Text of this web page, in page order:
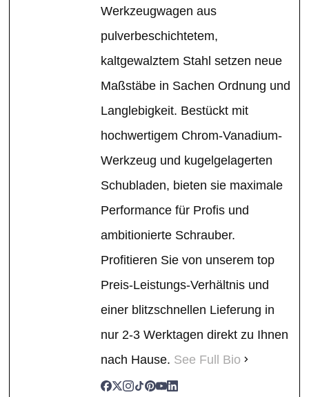
Werkzeugwagen aus
pulverbeschichtetem,
kaltgewalztem Stahl setzen neue
Maßstäbe in Sachen Ordnung und
Langlebigkeit. Bestückt mit
hochwertigem Chrom-Vanadium-
Werkzeug und kugelgelagerten
Schubladen, bieten sie maximale
Performance für Profis und
ambitionierte Schrauber.
Profitieren Sie von unserem top
Preis-Leistungs-Verhältnis und
einer blitzschnellen Lieferung in
nur 2-3 Werktagen direkt zu Ihnen
nach Hause. See Full Bio